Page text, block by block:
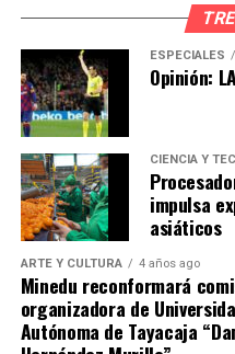
Limpio” que consistió en
reciclado para generar
las personas más
otras labores sociales que
muchísimo éxito siendo
ESPECIALES
Opinión:
CIENCIA Y
impulsa
asiáticos
ARTE Y CULTURA 4 años ago
Minedu reconformará
organizadora de
Autónoma de Tayacaja